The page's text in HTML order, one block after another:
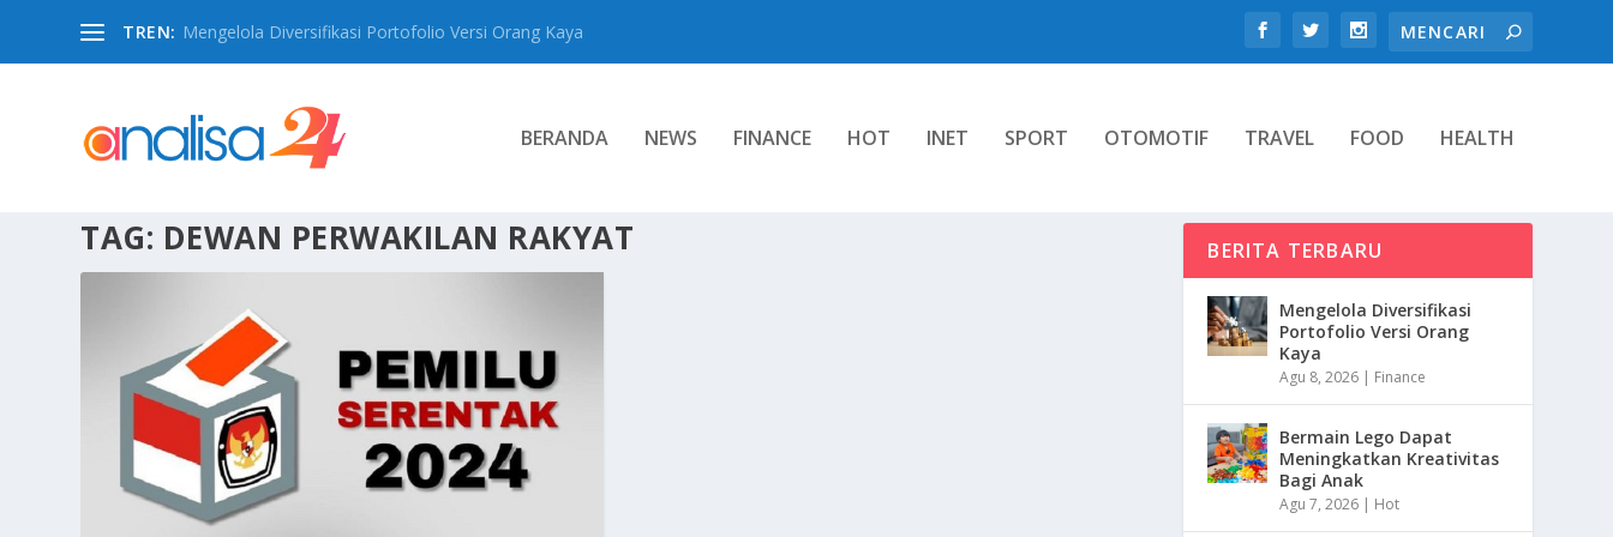
TREN: Mengelola Diversifikasi Portofolio Versi Orang Kaya
BERANDA NEWS FINANCE HOT INET SPORT OTOMOTIF TRAVEL FOOD HEALTH
TAG: DEWAN PERWAKILAN RAKYAT BERITA TERBARU
Mengelola Diversifikasi
Portofolio Versi Orang
Kaya
Agu 8, 2026 | Finance
Bermain Lego Dapat
Meningkatkan Kreativitas
Bagi Anak
Agu 7, 2026 | Hot